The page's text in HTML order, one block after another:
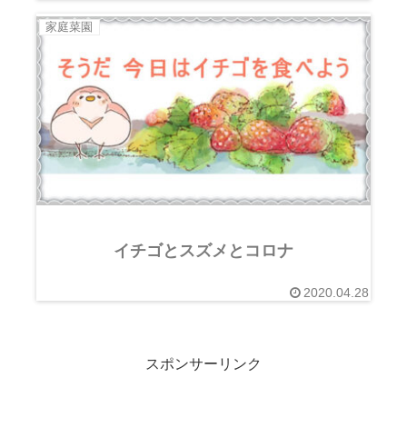
家庭菜園
イチゴとスズメとコロナ
2020.04.28
スポンサーリンク